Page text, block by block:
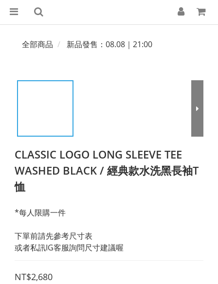
全部商品 新品發售：08.08｜21:00
CLASSIC LOGO LONG SLEEVE TEE
WASHED BLACK / 經典款水洗黑長袖T
恤
*每人限購一件
下單前請先參考尺寸表
或者私訊IG客服詢問尺寸建議喔
NT$2,680